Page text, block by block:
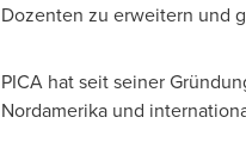
Dozenten zu erweitern und
PICA hat seit seiner
Nordamerika und